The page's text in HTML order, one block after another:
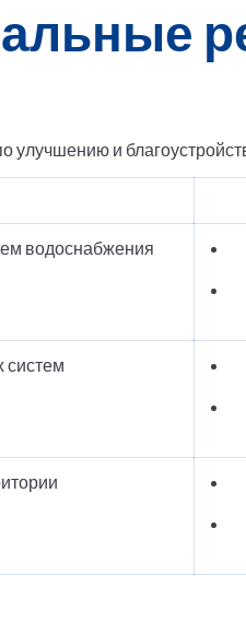
улучшению и
водоснабжения
систем